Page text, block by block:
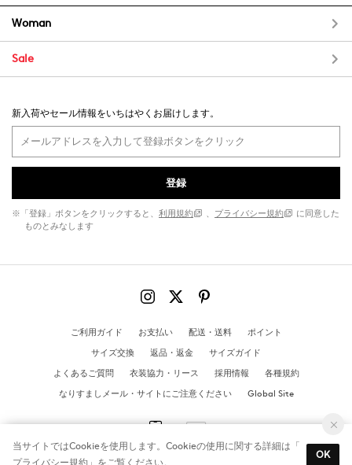
Woman
Sale
新入荷やセール情報をいちはやくお届けします。
登録
※「登録」ボタンをクリックすると、 利用規約 、 プライバシー規約
に同意した
ものとみなします
ご利用ガイド お支払い 配送・送料
ポイント
サイズ交換
返品・返金
サイズガイド
よくあるご質問
衣装協力・リース 採用情報
各種規約
なりすましメール・サイトにご注意ください
Global Site
当サイトではCookieを使用します。Cookieの使用に関する詳細は「
OK